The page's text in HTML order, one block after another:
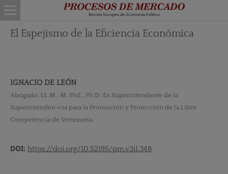
El Espejismo de la Eficiencia Económica
IGNACIO DE LEÓN
Abogado, LL.M., M. Phil., Ph.D. Ex Superintendente de la
Superintenden-cia para la Promoción y Protección de la Libre
Competencia de Venezuela.
DOI: https://doi.org/10.52195/pm.v3i1.348